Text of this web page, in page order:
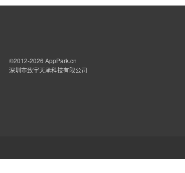
©2012-2026 AppPark.cn
深圳市致宇天承科技有限公司